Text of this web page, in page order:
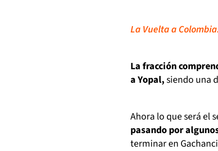
La Vuelta a
La fracción
a Yopal,siendo una
Ahora lo que será el
pasando por
terminar en